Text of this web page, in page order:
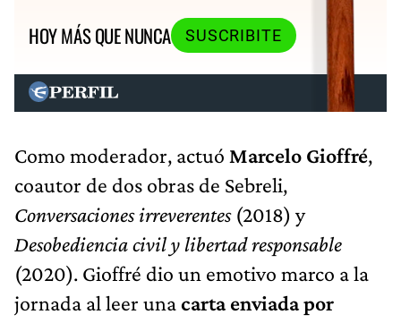
HOY MÁS QUE NUNCA
SUSCRIBITE
Como moderador, actuó Marcelo Gioffré,
coautor de dos obras de Sebreli,
Conversaciones irreverentes (2018) y
Desobediencia civil y libertad responsable
(2020). Gioffré dio un emotivo marco a la
jornada al leer unacarta enviada por